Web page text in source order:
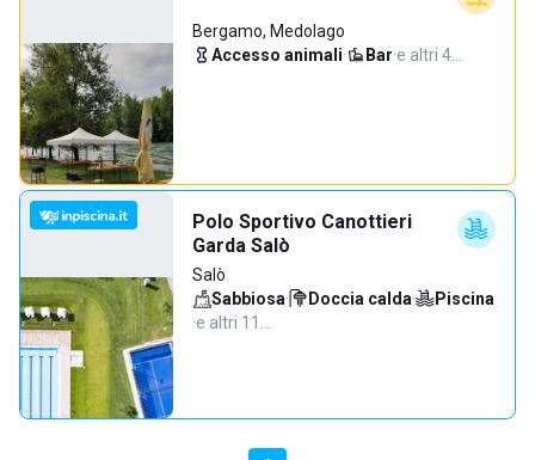
Bergamo, Medolago
Accesso animali· Bar·e altri 4…
Polo Sportivo Canottieri
Garda Salò
Salò
Sabbiosa· Doccia calda·
Piscina
·e altri 11…